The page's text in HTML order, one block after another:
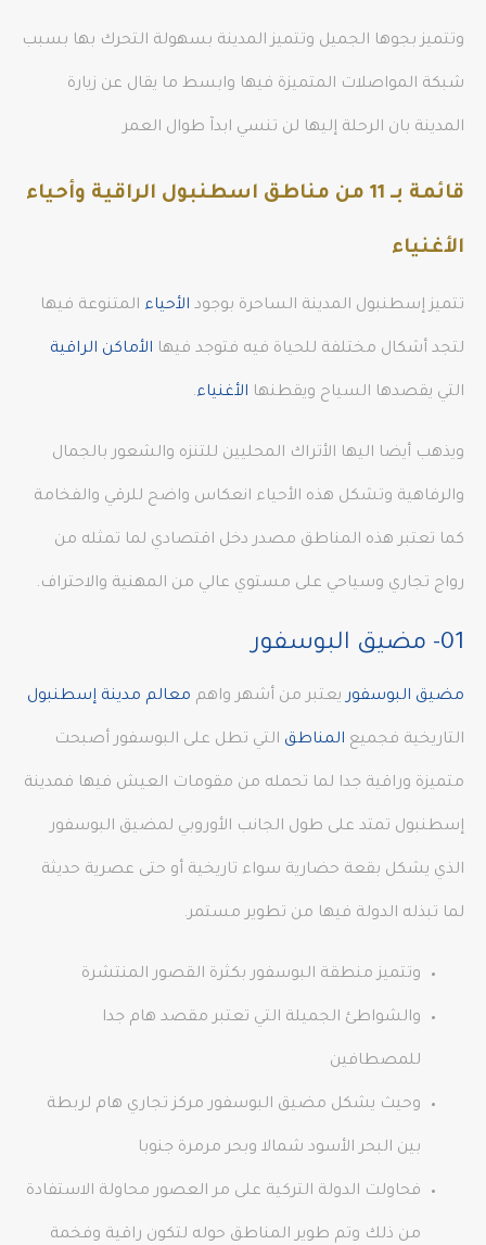
وتتميز بجوها الجميل وتتميز المدينة بسهولة التحرك بها بسبب
شبكة المواصلات المتميزة فيها وابسط ما يقال عن زيارة
المدينة بان الرحلة إليها لن تنسي ابدآ طوال العمر
قائمة بـ 11 من مناطق اسطنبول الراقية وأحياء
الأغنياء
تتميز إسطنبول المدينة الساحرة بوجود الأحياء المتنوعة فيها
لتجد أشكال مختلفة للحياة فيه فتوجد فيها الأماكن الراقية
التي يقصدها السياح ويقطنها الأغنياء.
ويذهب أيضا اليها الأتراك المحليين للتنزه والشعور بالجمال
والرفاهية وتشكل هذه الأحياء انعكاس واضح للرقي والفخامة
كما تعتبر هذه المناطق مصدر دخل اقتصادي لما تمثله من
رواج تجاري وسياحي على مستوي عالي من المهنية والاحتراف.
01- مضيق البوسفور
مضيق البوسفوريعتبر من أشهر واهم معالم مدينة إسطنبول
التاريخية فجميع المناطق التي تطل على البوسفور أصبحت
متميزة وراقية جدا لما تحمله من مقومات العيش فيها فمدينة
إسطنبول تمتد على طول الجانب الأوروبي لمضيق البوسفور
الذي يشكل بقعة حضارية سواء تاريخية أو حتى عصرية حديثة
لما تبذله الدولة فيها من تطوير مستمر.
وتتميز منطقة البوسفور بكثرة القصور المنتشرة
والشواطئ الجميلة التي تعتبر مقصد هام جدا
للمصطافين
وحيث يشكل مضيق البوسفور مركز تجاري هام لربطة
بين البحر الأسود شمالا وبحر مرمرة جنوبا
فحاولت الدولة التركية على مر العصور محاولة الاستفادة
من ذلك وتم طوير المناطق حوله لتكون راقية وفخمة